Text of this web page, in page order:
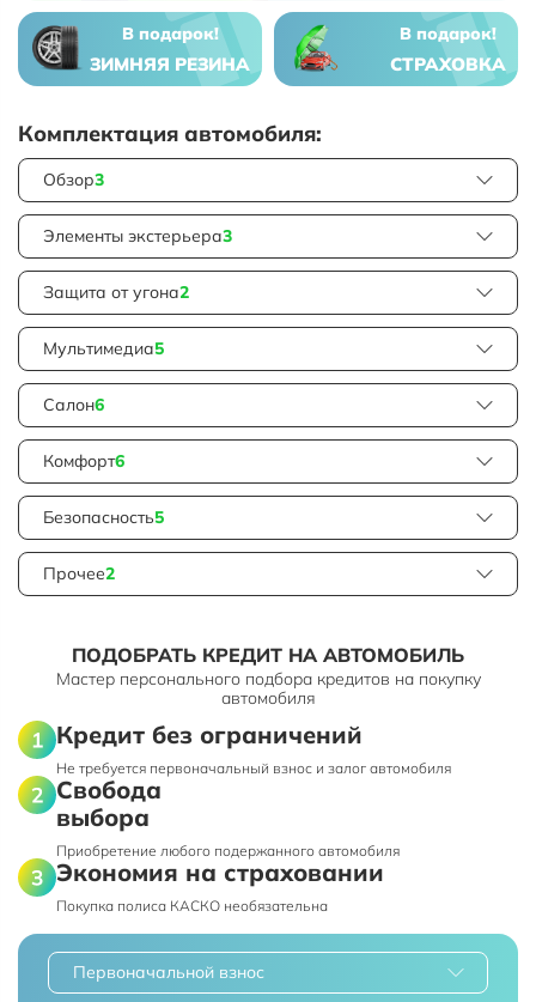
В подарок!
ЗИМНЯЯ РЕЗИНА
В подарок!
СТРАХОВКА
Комплектация автомобиля:
Обзор3
Элементы экстерьера3
Защита от угона2
Мультимедиа5
Салон6
Комфорт6
Безопасность5
Прочее2
ПОДОБРАТЬ КРЕДИТ НА АВТОМОБИЛЬ
Мастер персонального подбора кредитов на покупку
автомобиля
Кредит без ограничений
Не требуется первоначальный взнос и залог автомобиля
Свобода
выбора
Приобретение любого подержанного автомобиля
Экономия на страховании
Покупка полиса КАСКО необязательна
Первоначальной взнос